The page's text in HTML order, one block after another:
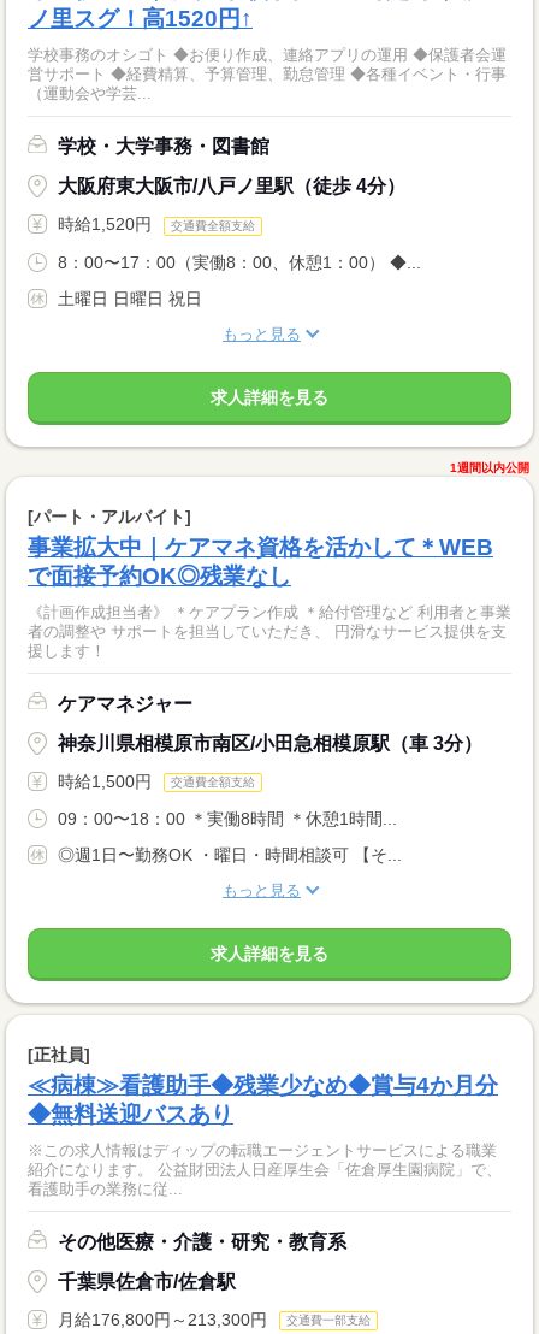
ノ里スグ！高1520円↑
学校事務のオシゴト ◆お便り作成、連絡アプリの運用 ◆保護者会運
営サポート ◆経費精算、予算管理、勤怠管理 ◆各種イベント・行事
（運動会や学芸...
学校・大学事務・図書館
大阪府東大阪市/八戸ノ里駅（徒歩 4分）
時給1,520円 交通費全額支給
8：00〜17：00（実働8：00、休憩1：00） ◆...
土曜日 日曜日 祝日
もっと見る
求人詳細を見る
1週間以内公開
[パート・アルバイト]
事業拡大中｜ケアマネ資格を活かして＊WEB
で面接予約OK◎残業なし
《計画作成担当者》 ＊ケアプラン作成 ＊給付管理など 利用者と事業
者の調整や サポートを担当していただき、 円滑なサービス提供を支
援します！
ケアマネジャー
神奈川県相模原市南区/小田急相模原駅（車 3分）
時給1,500円 交通費全額支給
09：00〜18：00 ＊実働8時間 ＊休憩1時間...
◎週1日〜勤務OK ・曜日・時間相談可 【そ...
もっと見る
求人詳細を見る
[正社員]
≪病棟≫看護助手◆残業少なめ◆賞与4か月分
◆無料送迎バスあり
※この求人情報はディップの転職エージェントサービスによる職業
紹介になります。 公益財団法人日産厚生会「佐倉厚生園病院」で、
看護助手の業務に従...
その他医療・介護・研究・教育系
千葉県佐倉市/佐倉駅
月給176,800円～213,300円 交通費一部支給